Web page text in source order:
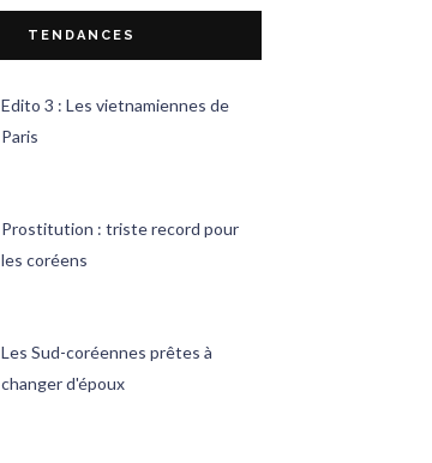
TENDANCES
Edito 3 : Les vietnamiennes de
Paris
Prostitution : triste record pour
les coréens
Les Sud-coréennes prêtes à
changer d'époux